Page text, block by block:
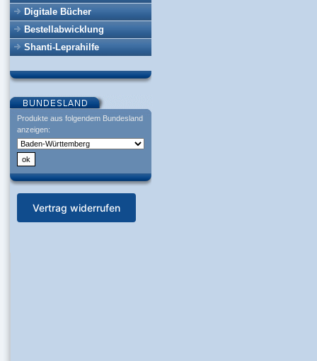
Digitale Bücher
Bestellabwicklung
Shanti-Leprahilfe
Produkte aus folgendem Bundesland
anzeigen:
Vertrag widerrufen